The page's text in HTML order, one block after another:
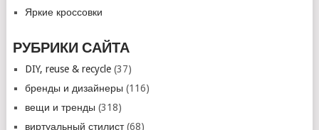
Яркие кроссовки
РУБРИКИ САЙТА
DIY, reuse & recycle(37)
бренды и дизайнеры (116)
вещи и тренды (318)
виртуальный стилист(68)